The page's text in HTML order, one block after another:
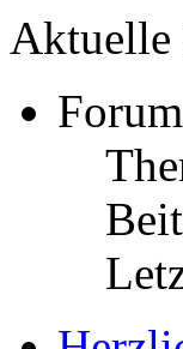
Aktuelle
Forum